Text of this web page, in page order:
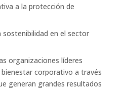
a la protección de
sostenibilidad en el sector
organizaciones líderes
corporativo a través
generan grandes resultados